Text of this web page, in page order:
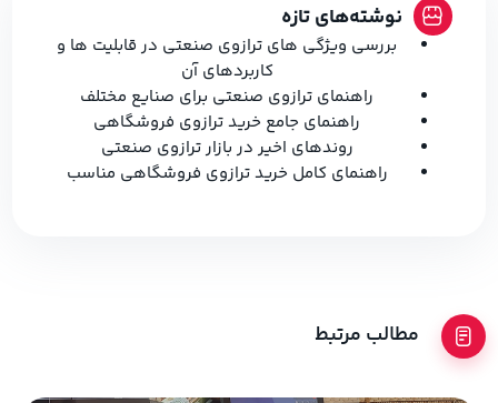
نوشته‌های تازه
بررسی ویژگی های ترازوی صنعتی در قابلیت ها و
کاربردهای آن
راهنمای ترازوی صنعتی برای صنایع مختلف
راهنمای جامع خرید ترازوی فروشگاهی
روندهای اخیر در بازار ترازوی صنعتی
راهنمای کامل خرید ترازوی فروشگاهی مناسب
مطالب مرتبط